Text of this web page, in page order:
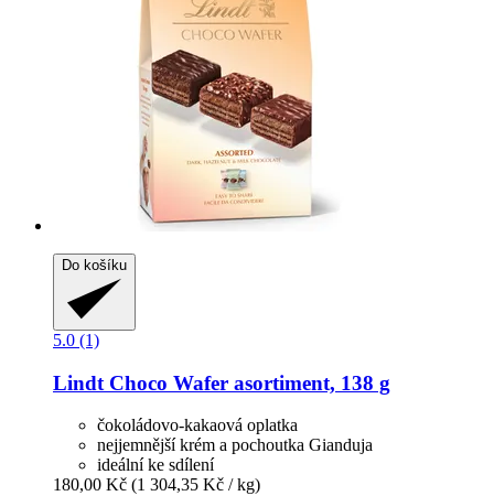
Do košíku
5.0 (1)
Lindt Choco Wafer asortiment, 138 g
čokoládovo-kakaová oplatka
nejjemnější krém a pochoutka Gianduja
ideální ke sdílení
180,00 Kč (1 304,35 Kč / kg)